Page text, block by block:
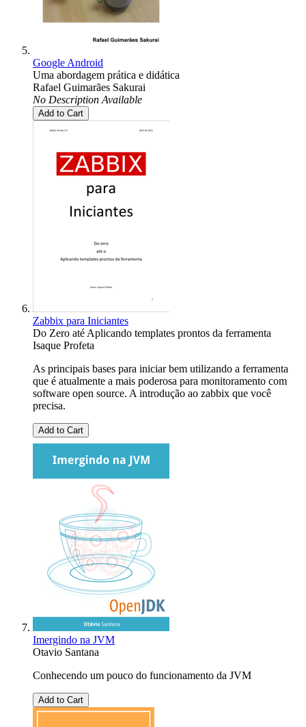
Google Android
Uma abordagem prática e didática
Rafael Guimarães Sakurai
No Description Available
Add to Cart
Zabbix para Iniciantes
Do Zero até Aplicando templates prontos da ferramenta
Isaque Profeta
As principais bases para iniciar bem utilizando a ferramenta
que é atualmente a mais poderosa para monitoramento com
software open source. A introdução ao zabbix que você
precisa.
Add to Cart
Imergindo na JVM
Otavio Santana
Conhecendo um pouco do funcionamento da JVM
Add to Cart